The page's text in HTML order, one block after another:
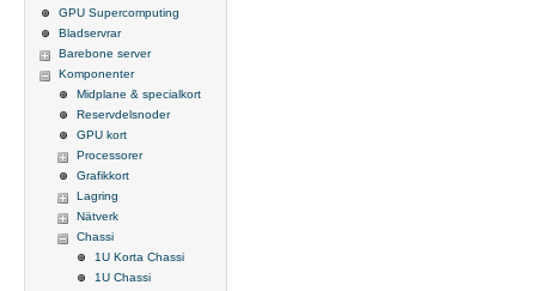
GPU Supercomputing
Bladservrar
Barebone server
Komponenter
Midplane & specialkort
Reservdelsnoder
GPU kort
Processorer
Grafikkort
Lagring
Nätverk
Chassi
1U Korta Chassi
1U Chassi